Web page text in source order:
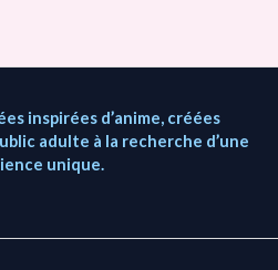
inspirées d’anime, créées
adulte à la recherche d’une
unique.